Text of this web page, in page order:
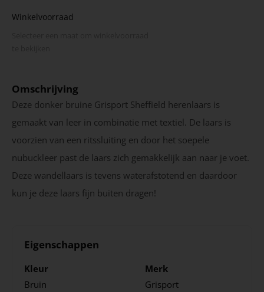
Winkelvoorraad
Omschrijving
Deze donker bruine Grisport Sheffield herenlaars is
gemaakt van leer in combinatie met textiel. De laars is
voorzien van een ritssluiting en door het soepele
nubuckleer past de laars zich gemakkelijk aan naar je voet.
Deze wandellaars is tevens waterafstotend en daardoor
kun je deze laars fijn buiten dragen!
Eigenschappen
Kleur
Bruin
Merk
Grisport